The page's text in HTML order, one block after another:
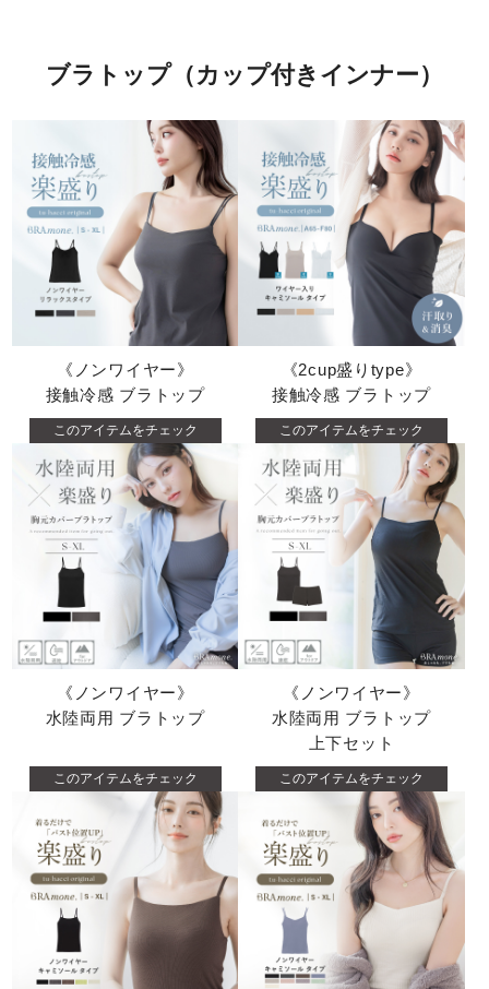
ブラトップ（カップ付きインナー）
《ノンワイヤー》
接触冷感 ブラトップ
このアイテムをチェック
《2cup盛りtype》
接触冷感 ブラトップ
このアイテムをチェック
《ノンワイヤー》
水陸両用 ブラトップ
このアイテムをチェック
《ノンワイヤー》
水陸両用 ブラトップ
上下セット
このアイテムをチェック